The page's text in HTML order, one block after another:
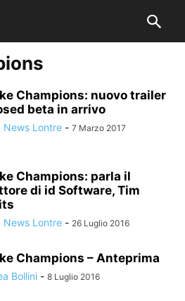
Champions: nuovo trailer
beta in arrivo
News Lontre - 7 Marzo 2017
Champions: parla il
di id Software, Tim
News Lontre - 26 Luglio 2016
Champions – Anteprima
Bollini - 8 Luglio 2016